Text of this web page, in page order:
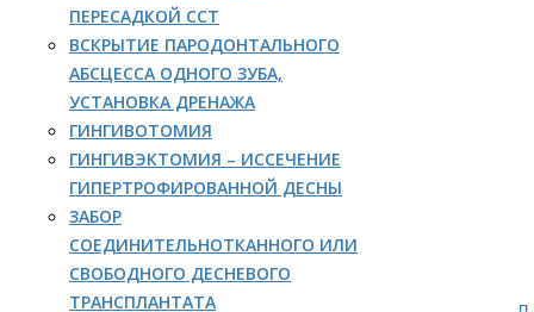
ПЕРЕСАДКОЙ ССТ
ВСКРЫТИЕ ПАРОДОНТАЛЬНОГО
АБСЦЕССА ОДНОГО ЗУБА,
УСТАНОВКА ДРЕНАЖА
ГИНГИВОТОМИЯ
ГИНГИВЭКТОМИЯ – ИССЕЧЕНИЕ
ГИПЕРТРОФИРОВАННОЙ ДЕСНЫ
ЗАБОР
СОЕДИНИТЕЛЬНОТКАННОГО ИЛИ
СВОБОДНОГО ДЕСНЕВОГО
ТРАНСПЛАНТАТА